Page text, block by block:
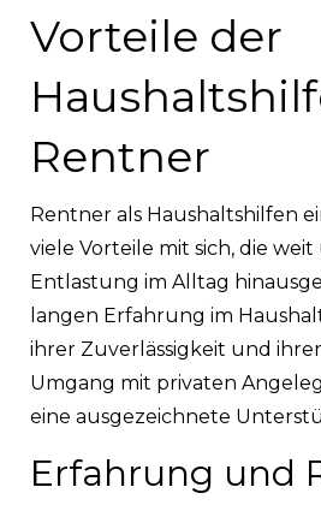
Vorteile der
Rentner
Rentner als Haushaltshilfen
viele Vorteile mit sich, die
Entlastung im Alltag
langen Erfahrung im
ihrer Zuverlässigkeit und
Umgang mit privaten
eine ausgezeichnete
Erfahrung und